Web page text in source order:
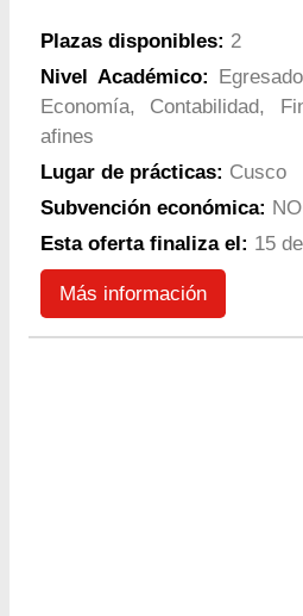
Plazas disponibles: 2
Nivel Académico:
Economía, Contabilidad,
afines
Lugar de prácticas: Cusco
Subvención económica:
Esta oferta finaliza el: 15
Más información